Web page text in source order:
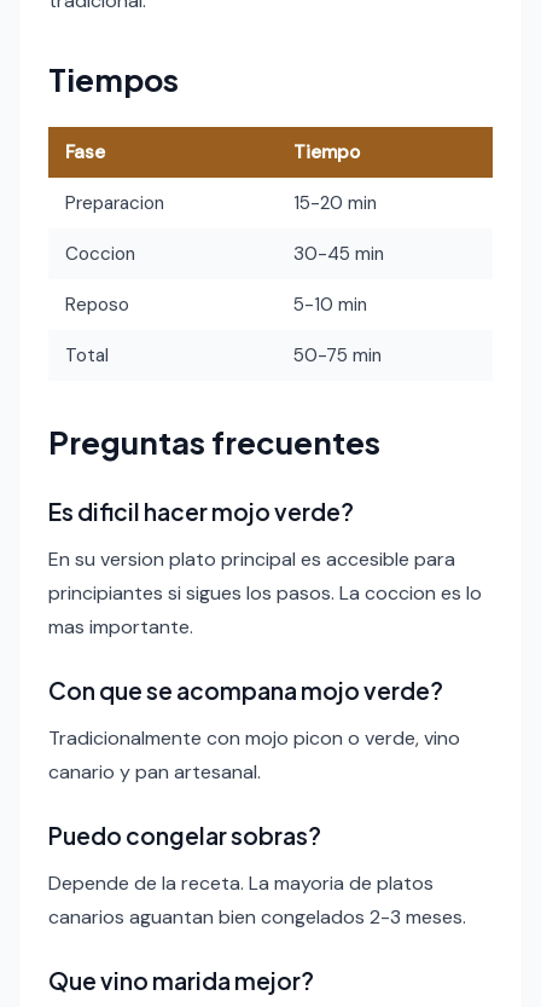
Tiempos
Fase Tiempo
Preparacion 15-20 min
Coccion 30-45 min
Reposo 5-10 min
Total 50-75 min
Preguntas frecuentes
Es dificil hacer mojo verde?
En su version plato principal es accesible para
principiantes si sigues los pasos. La coccion es lo
mas importante.
Con que se acompana mojo verde?
Tradicionalmente con mojo picon o verde, vino
canario y pan artesanal.
Puedo congelar sobras?
Depende de la receta. La mayoria de platos
canarios aguantan bien congelados 2-3 meses.
Que vino marida mejor?